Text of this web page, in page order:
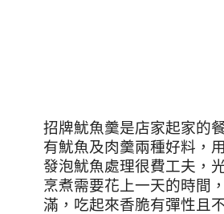
招牌魷魚羹是店家起家的
有魷魚及肉羹兩種好料，
發泡魷魚處理很費工夫，
烹煮需要花上一天的時間
滿，吃起來香脆有彈性且